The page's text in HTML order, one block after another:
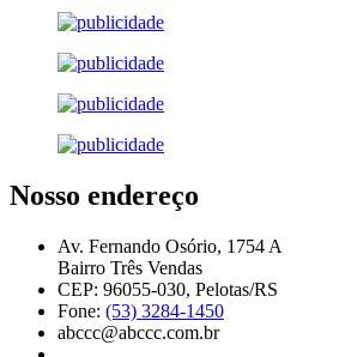
Nosso endereço
Av. Fernando Osório, 1754 A
Bairro Três Vendas
CEP: 96055-030, Pelotas/RS
Fone: (53) 3284-1450
abccc@abccc.com.br